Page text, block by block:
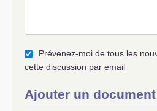
Prévenez-moi de tous les
cette discussion par email
Ajouter un document